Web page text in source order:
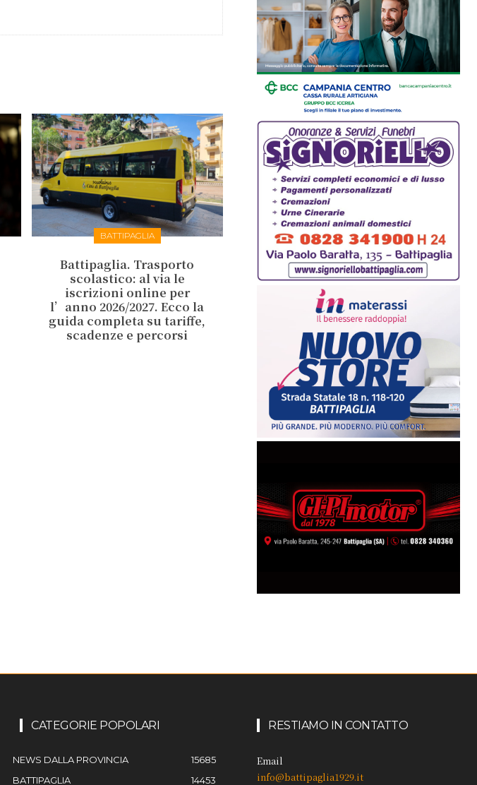
BATTIPAGLIA
Battipaglia. Trasporto
scolastico: al via le
iscrizioni online per
l’anno 2026/2027. Ecco la
guida completa su tariffe,
scadenze e percorsi
CATEGORIE POPOLARI
NEWS DALLA PROVINCIA
15685
BATTIPAGLIA
14453
RESTIAMO IN CONTATTO
Email
info@battipaglia1929.it